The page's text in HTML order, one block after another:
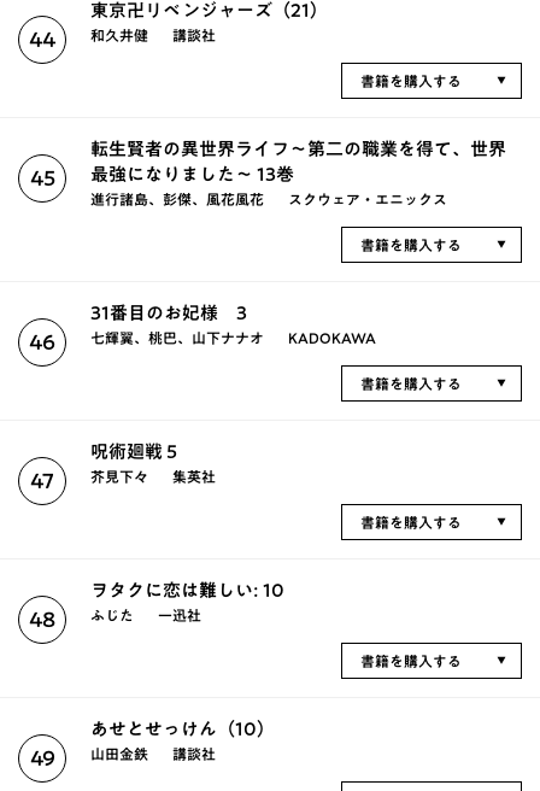
44
東京卍リベンジャーズ（21）
和久井健 講談社
書籍を購入する
45
転生賢者の異世界ライフ～第二の職業を得て、世界
最強になりました～ 13巻
進行諸島、彭傑、風花風花 スクウェア・エニックス
書籍を購入する
46
31番目のお妃様 3
七輝翼、桃巴、山下ナナオ KADOKAWA
書籍を購入する
47
呪術廻戦 5
芥見下々 集英社
書籍を購入する
48
ヲタクに恋は難しい: 10
ふじた 一迅社
書籍を購入する
49
あせとせっけん（10）
山田金鉄 講談社